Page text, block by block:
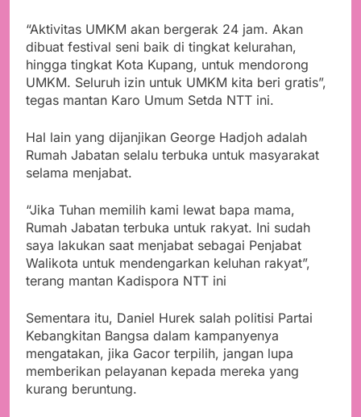
“Aktivitas UMKM akan bergerak 24 jam. Akan
dibuat festival seni baik di tingkat kelurahan,
hingga tingkat Kota Kupang, untuk mendorong
UMKM. Seluruh izin untuk UMKM kita beri gratis”,
tegas mantan Karo Umum Setda NTT ini.
Hal lain yang dijanjikan George Hadjoh adalah
Rumah Jabatan selalu terbuka untuk masyarakat
selama menjabat.
“Jika Tuhan memilih kami lewat bapa mama,
Rumah Jabatan terbuka untuk rakyat. Ini sudah
saya lakukan saat menjabat sebagai Penjabat
Walikota untuk mendengarkan keluhan rakyat”,
terang mantan Kadispora NTT ini
Sementara itu, Daniel Hurek salah politisi Partai
Kebangkitan Bangsa dalam kampanyenya
mengatakan, jika Gacor terpilih, jangan lupa
memberikan pelayanan kepada mereka yang
kurang beruntung.